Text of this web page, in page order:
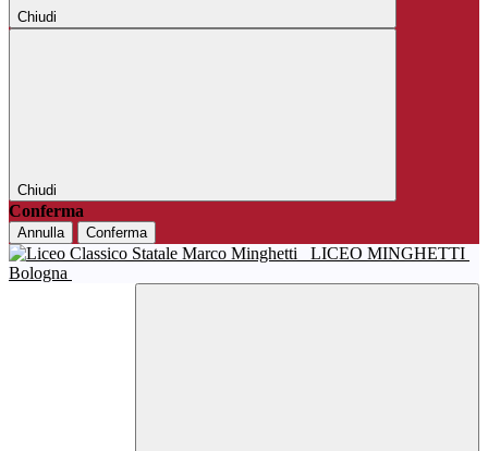
Chiudi
Chiudi
Conferma
Annulla Conferma
LICEO MINGHETTI
Bologna